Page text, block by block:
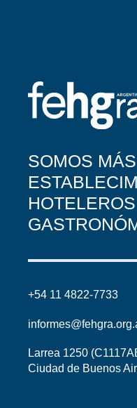
SOMOS
+54 11 4822-7733
Larrea 1250
Ciudad de Buenos